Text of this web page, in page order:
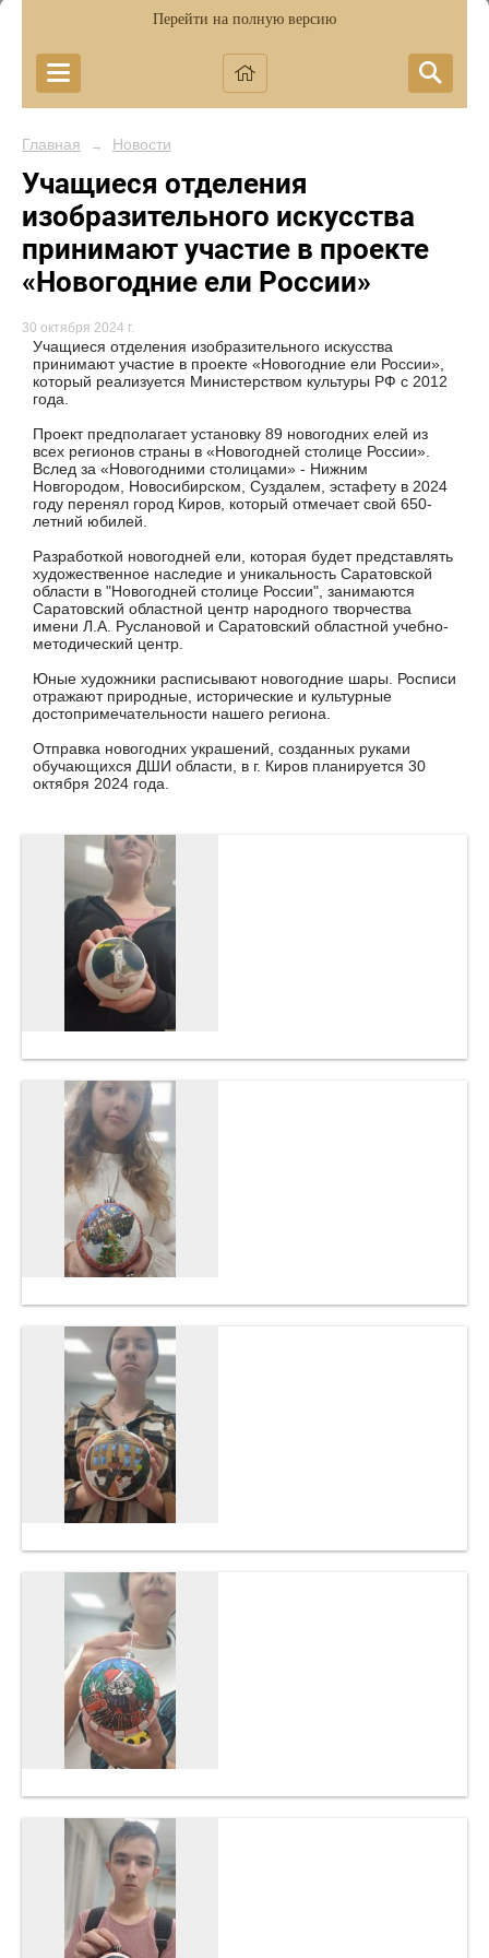
Перейти на полную версию
Главная → Новости
Учащиеся отделения
изобразительного искусства
принимают участие в проекте
«Новогодние ели России»
30 октября 2024 г.
Учащиеся отделения изобразительного искусства
принимают участие в проекте «Новогодние ели России»,
который реализуется Министерством культуры РФ с 2012
года.
Проект предполагает установку 89 новогодних елей из
всех регионов страны в «Новогодней столице России».
Вслед за «Новогодними столицами» - Нижним
Новгородом, Новосибирском, Суздалем, эстафету в 2024
году перенял город Киров, который отмечает свой 650-
летний юбилей.
Разработкой новогодней ели, которая будет представлять
художественное наследие и уникальность Саратовской
области в "Новогодней столице России", занимаются
Саратовский областной центр народного творчества
имени Л.А. Руслановой и Саратовский областной учебно-
методический центр.
Юные художники расписывают новогодние шары. Росписи
отражают природные, исторические и культурные
достопримечательности нашего региона.
Отправка новогодних украшений, созданных руками
обучающихся ДШИ области, в г. Киров планируется 30
октября 2024 года.